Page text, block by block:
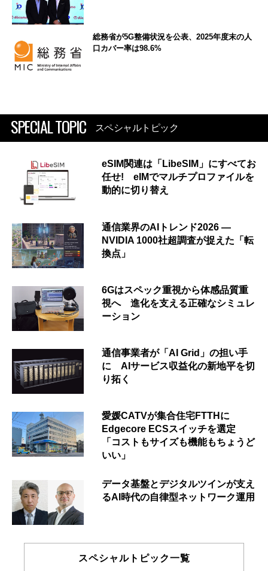
総務省が5G整備状況を公表、2025年度末の人
口カバー率は98.6%
SPECIAL TOPIC スペシャルトピック
eSIM関連は「LibeSIM」にすべてお
任せ! eIMでマルチプロファイルを
動的に切り替え
通信業界のAIトレンド2026 ―
NVIDIA 1000社超調査が捉えた「転
換点」
6Gはスペック重視から体感品質重
視へ 進化を支える正確なシミュレ
ーション
通信事業者が「AI Grid」の担い手
に AIサービス収益化の新地平を切
り拓く
愛媛CATVが集合住宅FTTHに
Edgecore ECSスイッチを選定
「コストもサイズも機能もちょうど
いい」
データ基盤とデジタルツインが支え
るAI時代の自律型ネットワーク運用
スペシャルトピック一覧